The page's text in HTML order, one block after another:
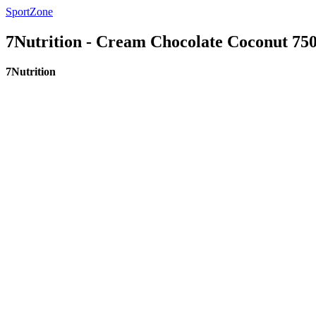
SportZone
7Nutrition - Cream Chocolate Coconut
7Nutrition